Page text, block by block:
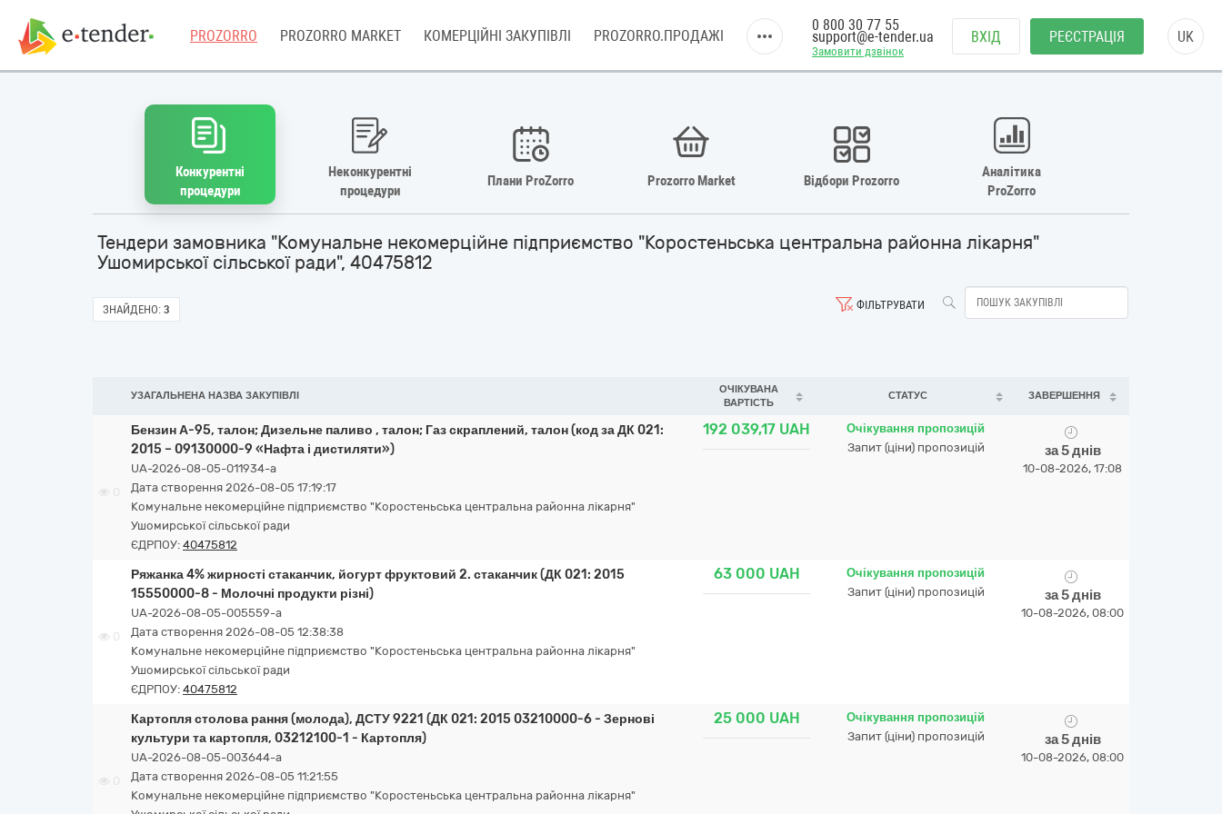
PROZORRO PROZORRO MARKET КОМЕРЦІЙНІ ЗАКУПІВЛІ PROZORRO.ПРОДАЖІ
Замовити дзвінок
0 800 30 77 55
support@e-tender.ua ВХІД РЕЄСТРАЦІЯ UK
Конкурентні
процедури
Неконкурентні
процедури
Плани ProZorro Prozorro Market Відбори Prozorro
Аналітика
ProZorro
Тендери замовника "Комунальне некомерційне підприємство "Коростеньська центральна районна лікарня"
Ушомирської сільської ради", 40475812
ФІЛЬТРУВАТИ
ЗНАЙДЕНО: 3
УЗАГАЛЬНЕНА НАЗВА ЗАКУПІВЛІ
ОЧІКУВАНА
ВАРТІСТЬ
СТАТУС ЗАВЕРШЕННЯ
Бензин А-95, талон; Дизельне паливо , талон; Газ скраплений, талон (код за ДК 021:
2015 – 09130000-9 «Нафта і дистиляти»)
UA-2026-08-05-011934-a
Дата створення 2026-08-05 17:19:17
Комунальне некомерційне підприємство "Коростеньська центральна районна лікарня"
Ушомирської сільської ради
ЄДРПОУ: 40475812
192 039,17 UAH
Очікування пропозицій
Запит (ціни) пропозицій
за 5 днів
10-08-2026, 17:08
0
Ряжанка 4% жирності стаканчик, йогурт фруктовий 2. стаканчик (ДК 021: 2015
15550000-8 - Молочні продукти різні)
UA-2026-08-05-005559-a
Дата створення 2026-08-05 12:38:38
Комунальне некомерційне підприємство "Коростеньська центральна районна лікарня"
Ушомирської сільської ради
ЄДРПОУ: 40475812
63 000 UAH
Очікування пропозицій
Запит (ціни) пропозицій
за 5 днів
10-08-2026, 08:00
Картопля столова рання (молода), ДСТУ 9221 (ДК 021: 2015 03210000-6 - Зернові
культури та картопля, 03212100-1 - Картопля)
UA-2026-08-05-003644-a
Дата створення 2026-08-05 11:21:55
Комунальне некомерційне підприємство "Коростеньська центральна районна лікарня"
25 000 UAH
Очікування пропозицій
Запит (ціни) пропозицій
за 5 днів
10-08-2026, 08:00